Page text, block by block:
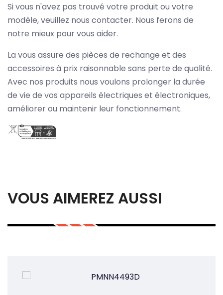
Si vous n'avez pas trouvé votre produit ou votre
modèle, veuillez nous contacter. Nous ferons de
notre mieux pour vous aider.
La vous assure des pièces de rechange et des
accessoires à prix raisonnable sans perte de qualité.
Avec nos produits nous voulons prolonger la durée
de vie de vos appareils électriques et électroniques,
améliorer ou maintenir leur fonctionnement.
VOUS AIMEREZ AUSSI